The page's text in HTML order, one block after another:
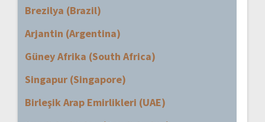
Brezilya (Brazil)
Arjantin (Argentina)
Güney Afrika (South Africa)
Singapur (Singapore)
Birleşik Arap Emirlikleri (UAE)